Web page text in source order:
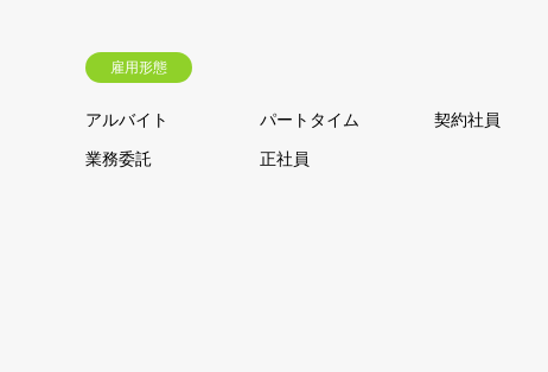
雇用形態
アルバイト パートタイム 契約社員
業務委託 正社員